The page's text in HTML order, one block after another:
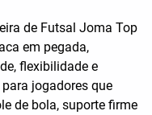
de Futsal Joma Top
em pegada,
flexibilidade e
jogadores que
de bola, suporte firme